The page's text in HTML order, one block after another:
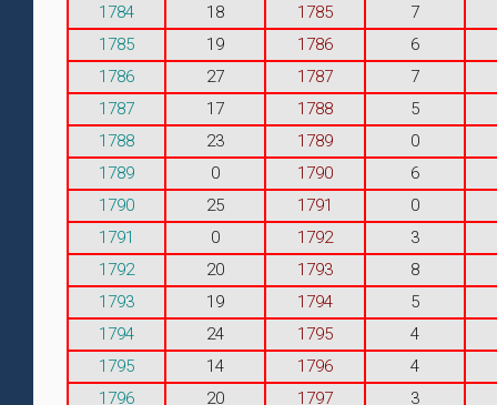
1784
18 1785
7
1785
19 1786
6
1786
27 1787
7
1787
17 1788
5
1788
23 1789
0
1789
0 1790
6
1790
25 1791
0
1791
0 1792
3
1792
20 1793
8
1793
19 1794
5
1794
24 1795
4
1795
14 1796
4
1796
20 1797
3